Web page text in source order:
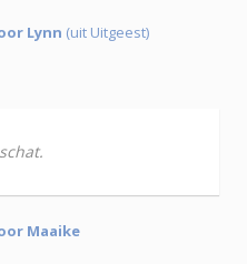
Lynn (uit Uitgeest)
Maaike